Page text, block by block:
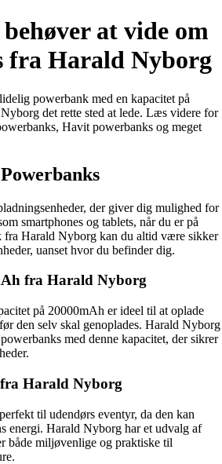
at vide om
fra Harald Nyborg
powerbank med en kapacitet på
det rette sted at lede. Læs videre for
Havit powerbanks og meget
der giver dig mulighed for
smartphones og tablets, når du er på
fra Harald Nyborg kan du altid være sikker
uanset hvor du befinder dig.
fra Harald Nyborg
på 20000mAh er ideel til at oplade
den selv skal genoplades. Harald Nyborg
med denne kapacitet, der sikrer
Harald Nyborg
til udendørs eventyr, da den kan
energi. Harald Nyborg har et udvalg af
både miljøvenlige og praktiske til